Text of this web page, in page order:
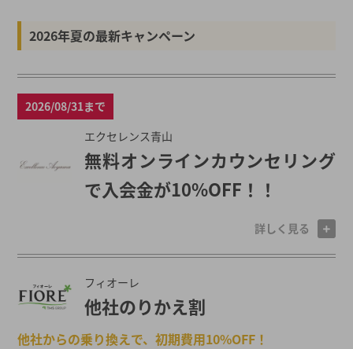
2026年夏の最新キャンペーン
2026/08/31まで
エクセレンス青山
無料オンラインカウンセリング
で入会金が10%OFF！！
詳しく見る
フィオーレ
他社のりかえ割
他社からの乗り換えで、初期費用10%OFF！